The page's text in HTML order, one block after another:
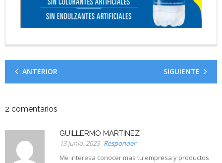
ANTERIOR SIGUIENTE
2 comentarios
GUILLERMO MARTINEZ
13 junio, 2023 Responder
Me interesa conocer mas tu empresa y productos